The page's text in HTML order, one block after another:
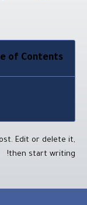
of Contents
Edit or delete it,
then start writing!